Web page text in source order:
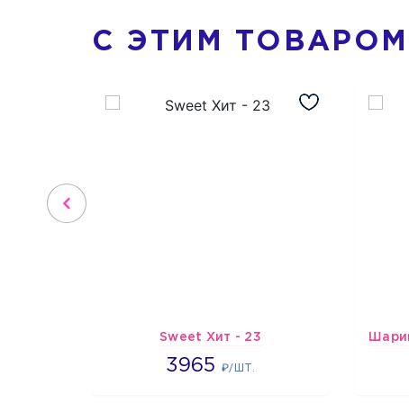
С ЭТИМ ТОВАРОМ
Sweet Хит - 23
3965 ₽/ШТ.
3965